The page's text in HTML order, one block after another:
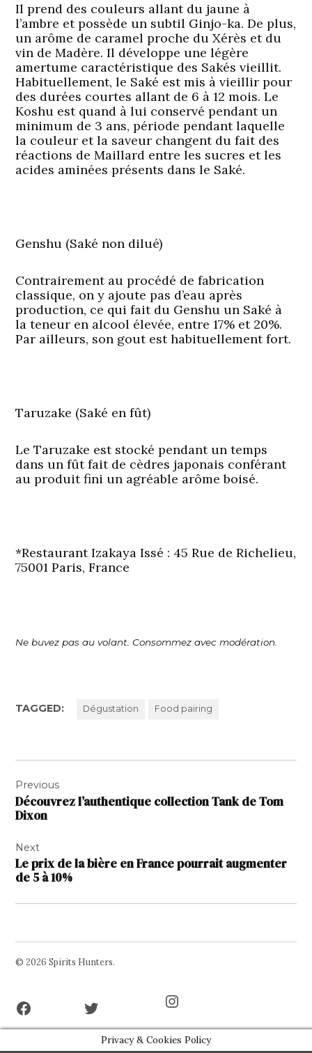
Il prend des couleurs allant du jaune à
l’ambre et possède un subtil Ginjo-ka. De plus,
un arôme de caramel proche du Xérès et du
vin de Madère. Il développe une légère
amertume caractéristique des Sakés vieillit.
Habituellement, le Saké est mis à vieillir pour
des durées courtes allant de 6 à 12 mois. Le
Koshu est quand à lui conservé pendant un
minimum de 3 ans, période pendant laquelle
la couleur et la saveur changent du fait des
réactions de Maillard entre les sucres et les
acides aminées présents dans le Saké.
Genshu (Saké non dilué)
Contrairement au procédé de fabrication
classique, on y ajoute pas d’eau après
production, ce qui fait du Genshu un Saké à
la teneur en alcool élevée, entre 17% et 20%.
Par ailleurs, son gout est habituellement fort.
Taruzake (Saké en fût)
Le Taruzake est stocké pendant un temps
dans un fût fait de cèdres japonais conférant
au produit fini un agréable arôme boisé.
*Restaurant Izakaya Issé : 45 Rue de Richelieu,
75001 Paris, France
Ne buvez pas au volant. Consommez avec modération.
TAGGED: Dégustation Food pairing
de
l’article
Previous
Découvrez l’authentique collection Tank de Tom
Dixon
Next
Le prix de la bière en France pourrait augmenter
de 5 à 10%
© 2026 Spirits Hunters.
Privacy & Cookies Policy